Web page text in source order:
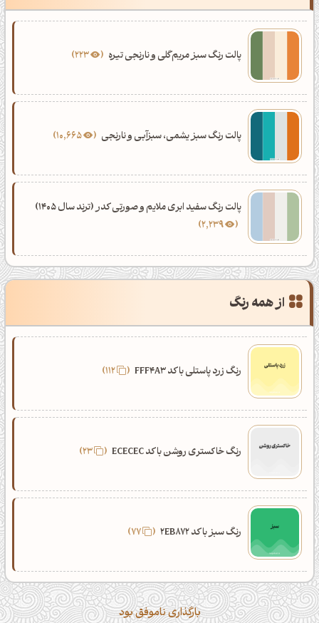
پالت رنگ سبز مریم‌گلی و نارنجی تیره 223
پالت رنگ سبز یشمی، سبزآبی و نارنجی 10,665
پالت رنگ سفید ابری ملایم و صورتی کدر (ترند سال 1405)
2,239
از همه رنگ
رنگ زرد پاستلی با کد FFF4A3 112
رنگ خاکستری روشن با کد ECECEC 23
رنگ سبز با کد 2EB872 77
بارگذاری ناموفق بود